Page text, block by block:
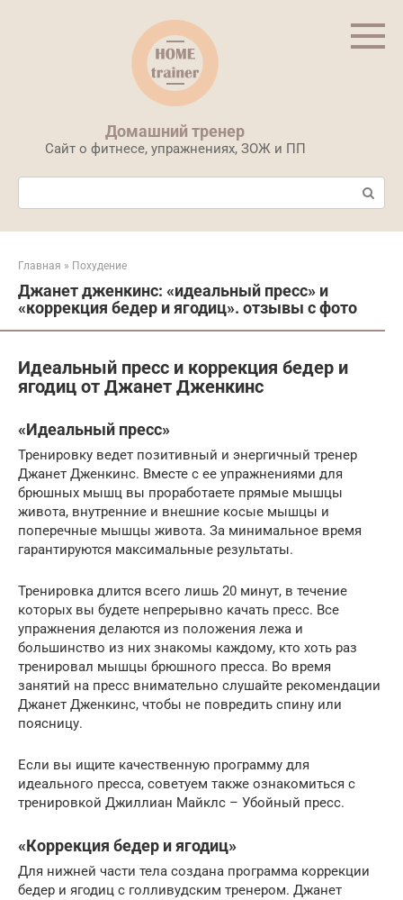
Домашний тренер
Сайт о фитнесе, упражнениях, ЗОЖ и ПП
Поиск:
Главная » Похудение
Джанет дженкинс: «идеальный пресс» и
«коррекция бедер и ягодиц». отзывы с фото
Идеальный пресс и коррекция бедер и
ягодиц от Джанет Дженкинс
«Идеальный пресс»
Тренировку ведет позитивный и энергичный тренер
Джанет Дженкинс. Вместе с ее упражнениями для
брюшных мышц вы проработаете прямые мышцы
живота, внутренние и внешние косые мышцы и
поперечные мышцы живота. За минимальное время
гарантируются максимальные результаты.
Тренировка длится всего лишь 20 минут, в течение
которых вы будете непрерывно качать пресс. Все
упражнения делаются из положения лежа и
большинство из них знакомы каждому, кто хоть раз
тренировал мышцы брюшного пресса. Во время
занятий на пресс внимательно слушайте рекомендации
Джанет Дженкинс, чтобы не повредить спину или
поясницу.
Если вы ищите качественную программу для
идеального пресса, советуем также ознакомиться с
тренировкой Джиллиан Майклс – Убойный пресс.
«Коррекция бедер и ягодиц»
Для нижней части тела создана программа коррекции
бедер и ягодиц с голливудским тренером. Джанет